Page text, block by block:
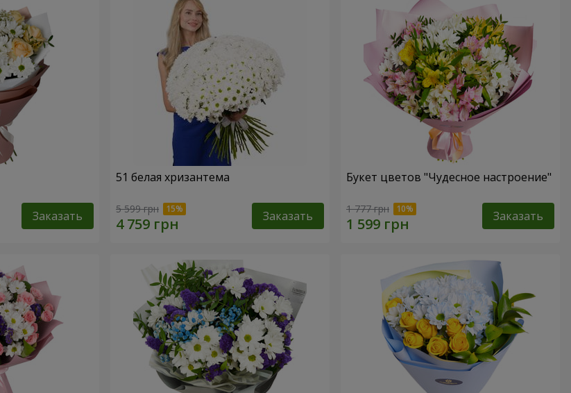
Заказать
51 белая хризантема
5 599 грн Заказать
Букет цветов "Чудесное настроение"
1 777 грн Заказать